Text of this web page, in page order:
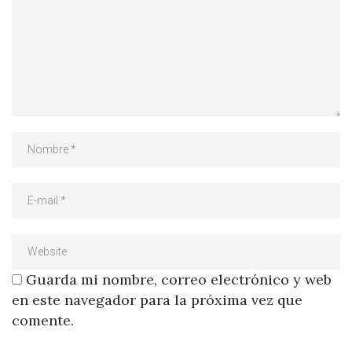
Guarda mi nombre, correo electrónico y web
en este navegador para la próxima vez que
comente.